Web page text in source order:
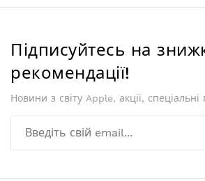
Підписуйтесь на
рекомендації!
Новини з світу Apple, акції, спеціальні